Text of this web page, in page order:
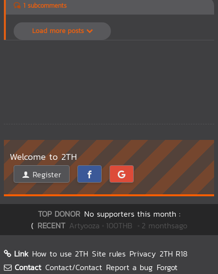
1 subcomments
Load more posts
Welcome to 2TH
Register
TOP DONOR No supporters this month :( RECENT
oooo 100THB 12 daysago
Link How to use 2TH Site rules Privacy 2TH R18
Contact Contact/Contact Report a bug Forgot